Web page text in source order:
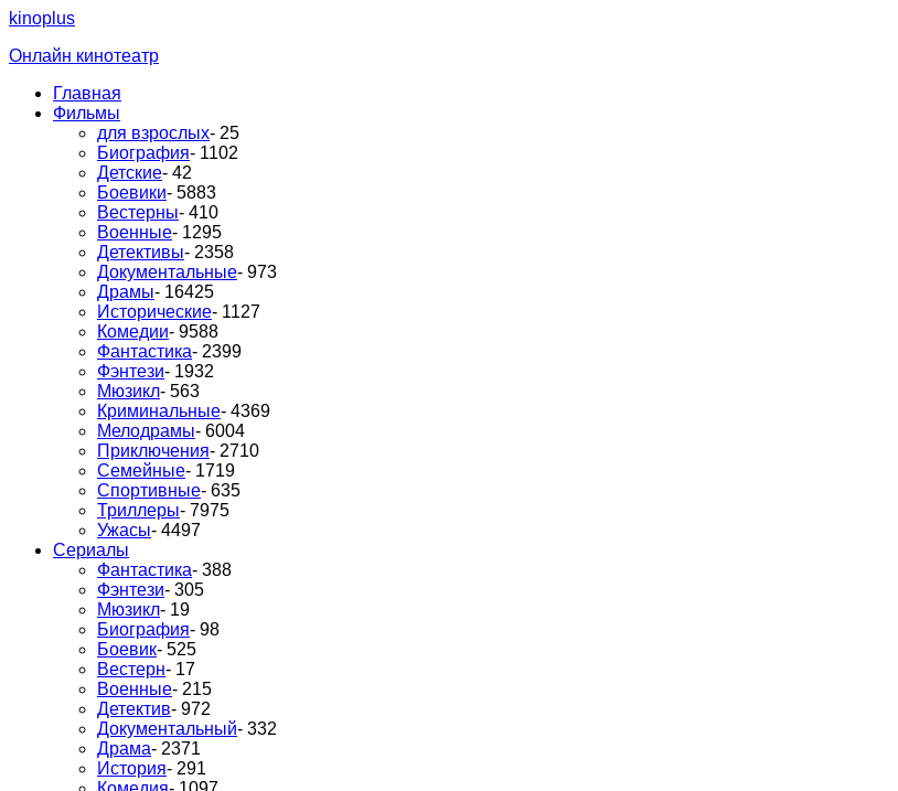
kinoplus
Онлайн кинотеатр
Главная
Фильмы
для взрослых- 25
Биография- 1102
Детские- 42
Боевики- 5883
Вестерны- 410
Военные- 1295
Детективы- 2358
Документальные- 973
Драмы- 16425
Исторические- 1127
Комедии- 9588
Фантастика- 2399
Фэнтези- 1932
Мюзикл- 563
Криминальные- 4369
Мелодрамы- 6004
Приключения- 2710
Семейные- 1719
Спортивные- 635
Триллеры- 7975
Ужасы- 4497
Сериалы
Фантастика- 388
Фэнтези- 305
Мюзикл- 19
Биография- 98
Боевик- 525
Вестерн- 17
Военные- 215
Детектив- 972
Документальный- 332
Драма- 2371
История- 291